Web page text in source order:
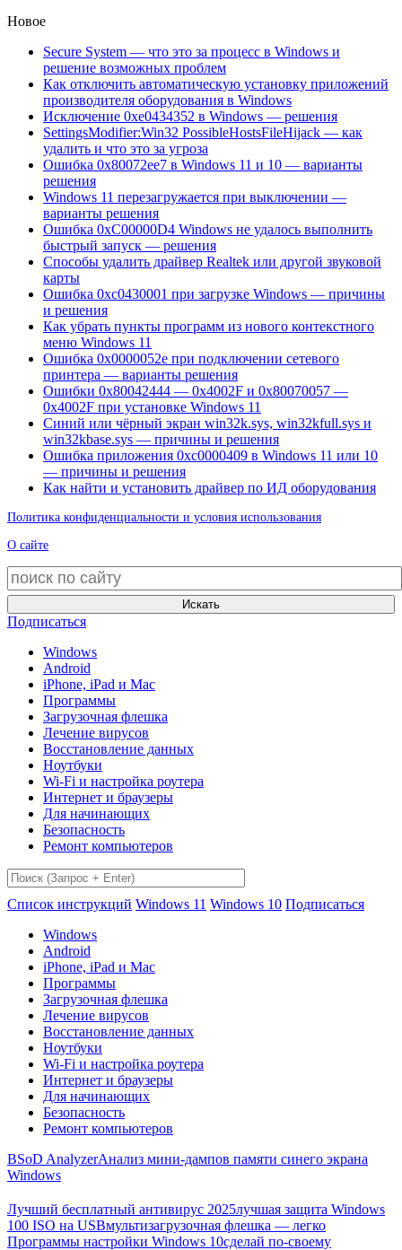
Новое
Secure System — что это за процесс в Windows и
решение возможных проблем
Как отключить автоматическую установку приложений
производителя оборудования в Windows
Исключение 0xe0434352 в Windows — решения
SettingsModifier:Win32 PossibleHostsFileHijack — как
удалить и что это за угроза
Ошибка 0x80072ee7 в Windows 11 и 10 — варианты
решения
Windows 11 перезагружается при выключении —
варианты решения
Ошибка 0xC00000D4 Windows не удалось выполнить
быстрый запуск — решения
Способы удалить драйвер Realtek или другой звуковой
карты
Ошибка 0xc0430001 при загрузке Windows — причины
и решения
Как убрать пункты программ из нового контекстного
меню Windows 11
Ошибка 0x0000052e при подключении сетевого
принтера — варианты решения
Ошибки 0x80042444 — 0x4002F и 0x80070057 —
0x4002F при установке Windows 11
Синий или чёрный экран win32k.sys, win32kfull.sys и
win32kbase.sys — причины и решения
Ошибка приложения 0xc0000409 в Windows 11 или 10
— причины и решения
Как найти и установить драйвер по ИД оборудования
Политика конфиденциальности и условия использования
О сайте
Искать
Подписаться
Windows
Android
iPhone, iPad и Mac
Программы
Загрузочная флешка
Лечение вирусов
Восстановление данных
Ноутбуки
Wi-Fi и настройка роутера
Интернет и браузеры
Для начинающих
Безопасность
Ремонт компьютеров
Список инструкций Windows 11 Windows 10 Подписаться
Windows
Android
iPhone, iPad и Mac
Программы
Загрузочная флешка
Лечение вирусов
Восстановление данных
Ноутбуки
Wi-Fi и настройка роутера
Интернет и браузеры
Для начинающих
Безопасность
Ремонт компьютеров
BSoD AnalyzerАнализ мини-дампов памяти синего экрана
Windows
Лучший бесплатный антивирус 2025лучшая защита Windows
100 ISO на USBмультизагрузочная флешка — легко
Программы настройки Windows 10сделай по-своему